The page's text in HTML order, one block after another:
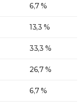
6,7 %
13,3 %
33,3 %
26,7 %
6,7 %